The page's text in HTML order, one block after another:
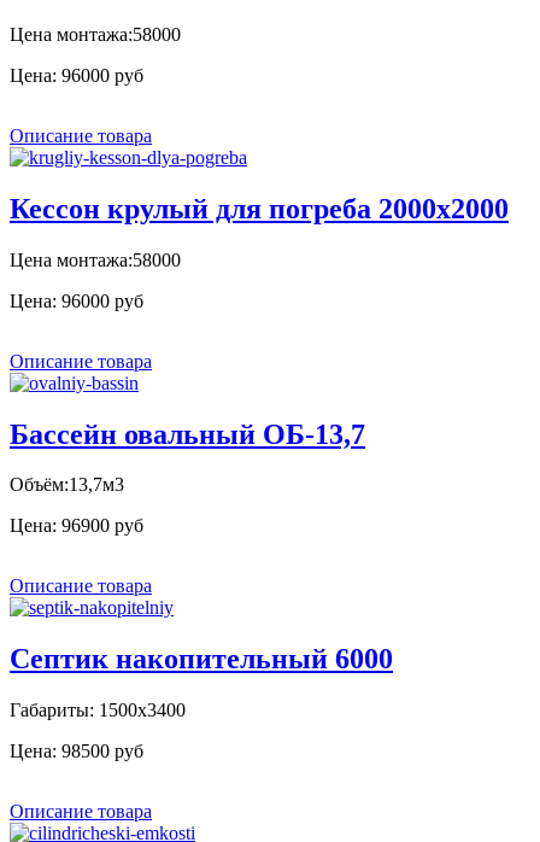
Цена монтажа:58000
Цена: 96000 руб
Описание товара
Кессон крулый для погреба 2000х2000
Цена монтажа:58000
Цена: 96000 руб
Описание товара
Бассейн овальный ОБ-13,7
Объём:13,7м3
Цена: 96900 руб
Описание товара
Септик накопительный 6000
Габариты: 1500х3400
Цена: 98500 руб
Описание товара